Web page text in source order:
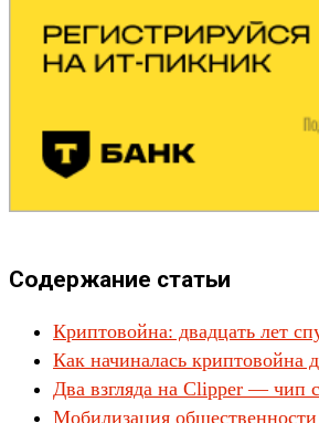
Содержание статьи
Криптовойна: двадцать лет
Как начиналась криптовойна
Два взгляда на Clipper — чип
Мобилизация